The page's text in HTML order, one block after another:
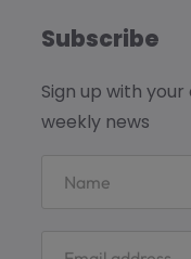
Subscribe
Sign up with
weekly news